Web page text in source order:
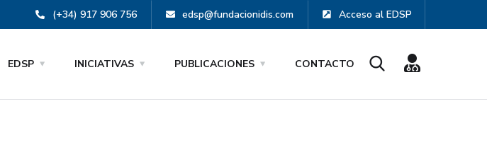
(+34) 917 906 756 edsp@fundacionidis.com Acceso al EDSP
EDSP INICIATIVAS PUBLICACIONES CONTACTO